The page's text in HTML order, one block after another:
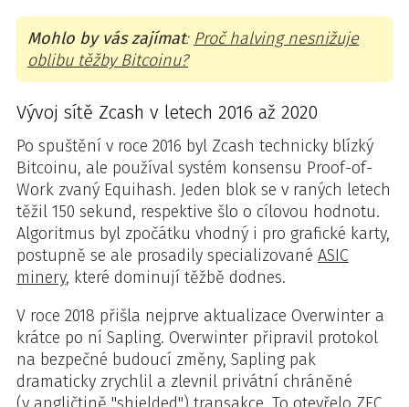
Mohlo by vás zajímat: Proč halving nesnižuje
oblibu těžby Bitcoinu?
Vývoj sítě Zcash v letech 2016 až 2020
Po spuštění v roce 2016 byl Zcash technicky blízký
Bitcoinu, ale používal systém konsensu Proof-of-
Work zvaný Equihash. Jeden blok se v raných letech
těžil 150 sekund, respektive šlo o cílovou hodnotu.
Algoritmus byl zpočátku vhodný i pro grafické karty,
postupně se ale prosadily specializované ASIC
minery, které dominují těžbě dodnes.
V roce 2018 přišla nejprve aktualizace Overwinter a
krátce po ní Sapling. Overwinter připravil protokol
na bezpečné budoucí změny, Sapling pak
dramaticky zrychlil a zlevnil privátní chráněné